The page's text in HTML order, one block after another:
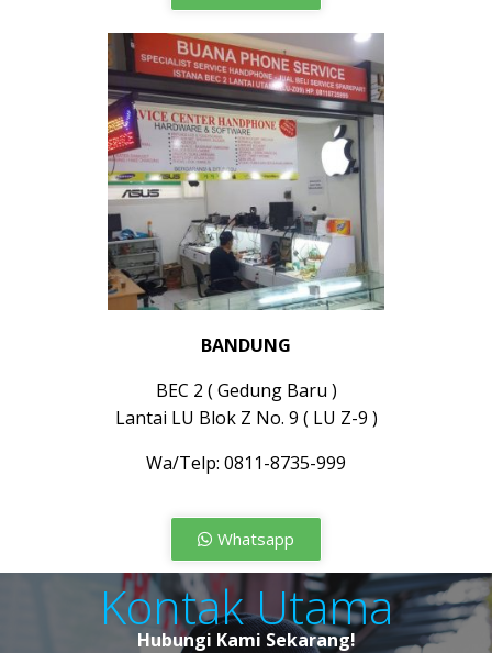
BANDUNG
BEC 2 ( Gedung Baru )
Lantai LU Blok Z No. 9 ( LU Z-9 )
Wa/Telp: 0811-8735-999
Whatsapp
Kontak Utama
Hubungi Kami Sekarang!